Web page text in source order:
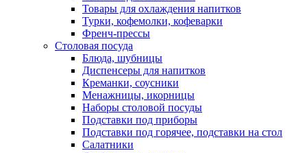
Товары для охлаждения напитков
Турки, кофемолки, кофеварки
Френч-прессы
Столовая посуда
Блюда, шубницы
Диспенсеры для напитков
Креманки, соусники
Менажницы, икорницы
Наборы столовой посуды
Подставки под приборы
Подставки под горячее, подставки на стол
Салатники